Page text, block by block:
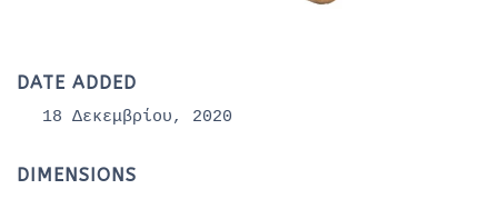
DATE ADDED
18 Δεκεμβρίου, 2020
DIMENSIONS